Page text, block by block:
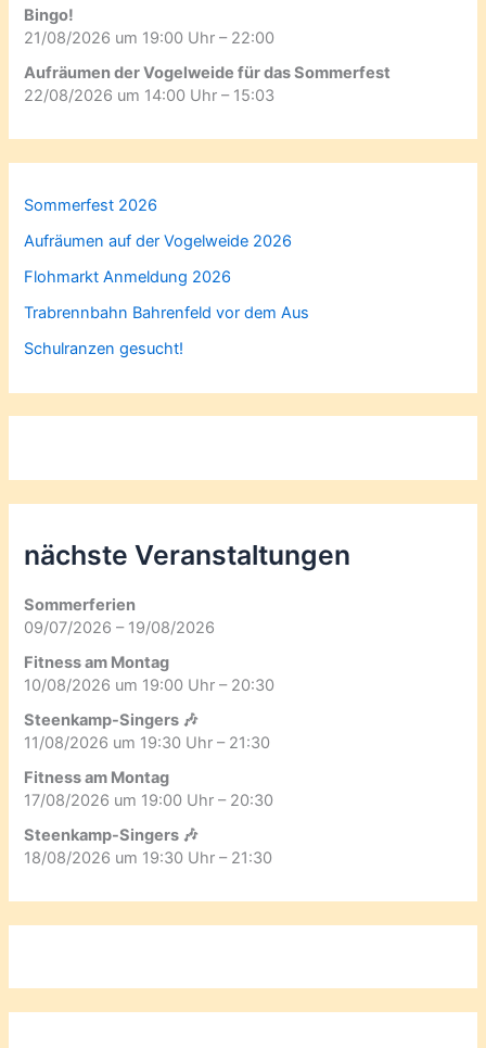
Bingo!
21/08/2026 um 19:00 Uhr – 22:00
Aufräumen der Vogelweide für das Sommerfest
22/08/2026 um 14:00 Uhr – 15:03
Sommerfest 2026
Aufräumen auf der Vogelweide 2026
Flohmarkt Anmeldung 2026
Trabrennbahn Bahrenfeld vor dem Aus
Schulranzen gesucht!
nächste Veranstaltungen
Sommerferien
09/07/2026 – 19/08/2026
Fitness am Montag
10/08/2026 um 19:00 Uhr – 20:30
Steenkamp-Singers 🎶
11/08/2026 um 19:30 Uhr – 21:30
Fitness am Montag
17/08/2026 um 19:00 Uhr – 20:30
Steenkamp-Singers 🎶
18/08/2026 um 19:30 Uhr – 21:30